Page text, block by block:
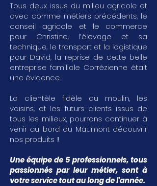
Tous deux issus du milieu agricole et
avec comme métiers précédents, le
conseil agricole et le commerce
pour Christine, l’élevage et sa
technique, le transport et la logistique
pour David, la reprise de cette belle
entreprise familiale Corrézienne était
une évidence.
La clientèle fidèle au moulin, les
voisins, et les futurs clients issus de
tous les milieux, pourrons continuer à
venir au bord du Maumont découvrir
nos produits !!
Une équipe de 5 professionnels, tous
passionnés par leur métier, sont à
votre service tout au long de l'année.